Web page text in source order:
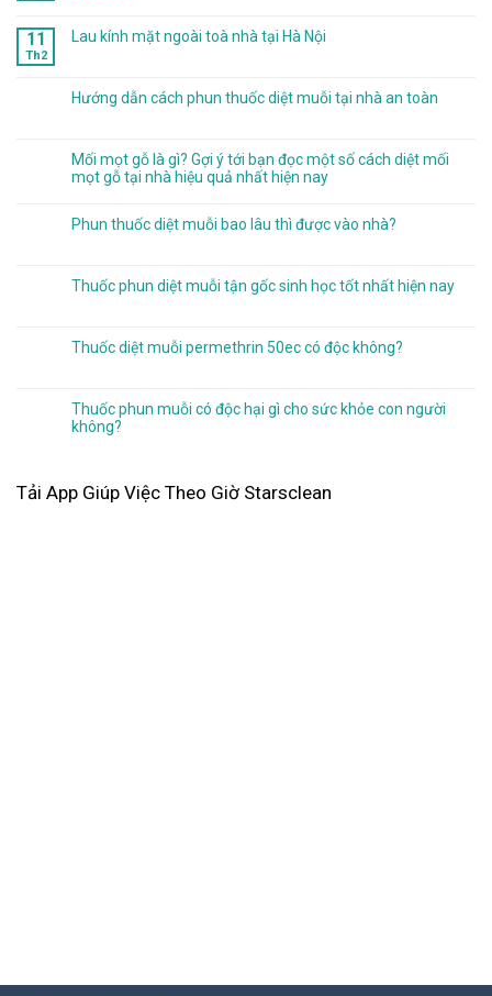
11
Th2
Lau kính mặt ngoài toà nhà tại Hà Nội
Hướng dẫn cách phun thuốc diệt muỗi tại nhà an toàn
Mối mọt gỗ là gì? Gợi ý tới bạn đọc một số cách diệt mối
mọt gỗ tại nhà hiệu quả nhất hiện nay
Phun thuốc diệt muỗi bao lâu thì được vào nhà?
Thuốc phun diệt muỗi tận gốc sinh học tốt nhất hiện nay
Thuốc diệt muỗi permethrin 50ec có độc không?
Thuốc phun muỗi có độc hại gì cho sức khỏe con người
không?
Tải App Giúp Việc Theo Giờ Starsclean